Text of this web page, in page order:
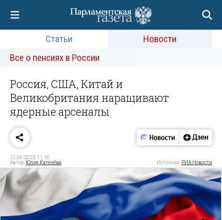
Статьи
Новости
Все о пенсиях в России
Россия, США, Китай и
Великобритания наращивают
ядерные арсеналы
12.06.2023 11:16
Автор: Юлия Катенёва Источник: РИА Новости